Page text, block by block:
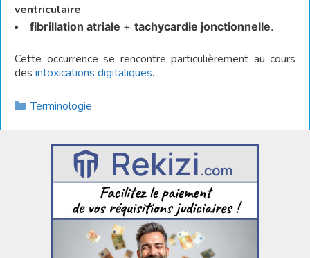
ventriculaire
fibrillation atriale + tachycardie jonctionnelle.
Cette occurrence se rencontre particulièrement au cours
des intoxications digitaliques.
Catégories
Terminologie